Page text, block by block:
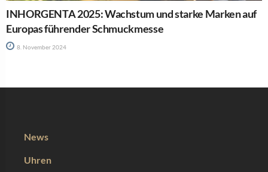
INHORGENTA 2025: Wachstum und starke Marken auf
Europas führender Schmuckmesse
8. November 2024
News
Uhren